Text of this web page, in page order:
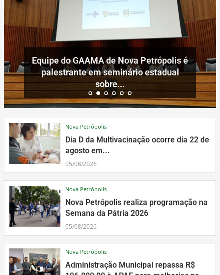
Nova Petrópolis
Dia D da Multivacinação ocorre dia 22 de
agosto em...
05/08/2026
Nova Petrópolis
Nova Petrópolis realiza programação na
Semana da Pátria 2026
05/08/2026
Nova Petrópolis
Administração Municipal repassa R$